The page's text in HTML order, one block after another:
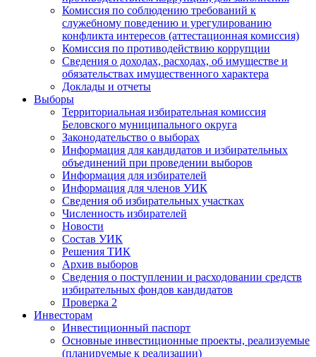
Комиссия по соблюдению требований к
служебному поведению и урегулированию
конфликта интересов (аттестационная комиссия)
Комиссия по противодействию коррупции
Сведения о доходах, расходах, об имуществе и
обязательствах имущественного характера
Доклады и отчеты
Выборы
Территориальная избирательная комиссия
Беловского муниципального округа
Законодательство о выборах
Информация для кандидатов и избирательных
объединений при проведении выборов
Информация для избирателей
Информация для членов УИК
Сведения об избирательных участках
Численность избирателей
Новости
Состав УИК
Решения ТИК
Архив выборов
Сведения о поступлении и расходовании средств
избирательных фондов кандидатов
Проверка 2
Инвесторам
Инвестиционный паспорт
Основные инвестиционные проекты, реализуемые
(планируемые к реализации)